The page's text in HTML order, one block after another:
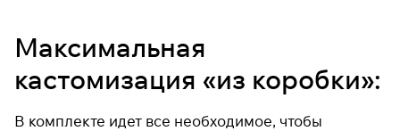
Максимальная
кастомизация «из коробки»:
В комплекте идет все необходимое, чтобы